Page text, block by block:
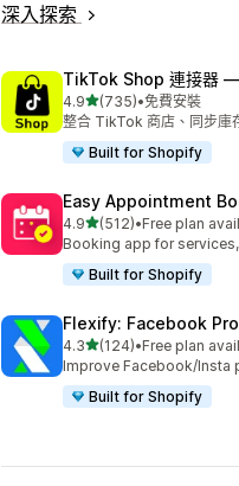
深入探索
TikTok Shop 連接器
4.9滿分 5 顆星
(735)
共有 735 則評價
•免費安裝
整合 TikTok 商店、同步
Built for Shopify
Easy Appointment
4.9滿分 5 顆星
(512)
共有 512 則評價
•Free plan
Booking app for
Built for Shopify
Flexify: Facebook
4.3滿分 5 顆星
(124)
共有 124 則評價
•Free plan
Improve Facebook/Insta
Built for Shopify